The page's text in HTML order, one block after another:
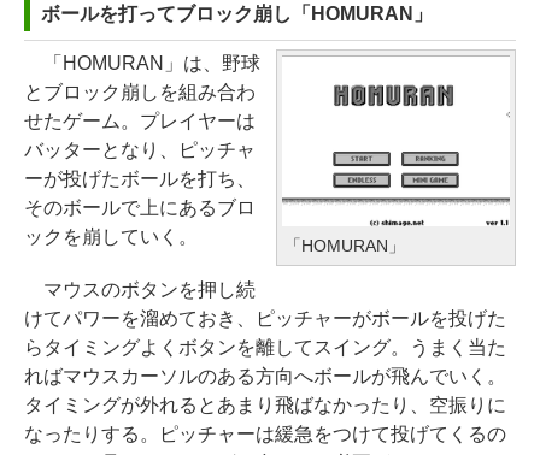
uid Retinaディスプレイ、8GBメ
モリ、512GB SSD、1080p FaceT
ime HDカメラ、Touch ID - インデ
ィゴ + 3年延長 AppleCare+ for 13
インチMacBook Neo(A18 Pro)|ダ
ウンロード版
￥162,598
tomtoc 360°保護 15.6 16インチ パ
ソコンケース Dell NEC Lavie ASU
S HP dynabook Lenovo対応
￥2,952
ロブロックス | オンラインコード版
￥1,300
Robloxギフトカード - 2,000 Robu
x 【限定バーチャルアイテムを含
む】 【オンラインゲームコード】
ロブロックス | オンラインコード版
￥3,200
Robloxギフトカード - 1000 Robu
x 【限定バーチャルアイテムを含
む】 【オンラインゲームコード】
￥1,766
1冊ですべて身につくHTML & CSS
とWebデザイン入門講座［第2版］
￥1,292
ClaudeCode いちばんやさしい 教
科書: 非エンジニア 初心者 素人 で
も安心 使い方 マニュアル AI副業に
もコンテンツ作成にもKindle出版
にも！ 非エンジニアのためのAIコ
ーディング入門シリーズ
￥99
調節ライト、12週間持続バッテリ
ー、広告なし、メタリックブラッ
ク
￥27,980
Amazon Kindle Paperwhite (16G
B) 7インチディスプレイ、色調調節
ライト、12週間持続バッテリー、
広告なし、ブラック
￥22,980
Amazon Kindle Colorsoft | 16GB
ボールを打ってブロック崩し「HOMURAN」
「HOMURAN」
「HOMURAN」は、野球
とブロック崩しを組み合わ
せたゲーム。プレイヤーは
バッターとなり、ピッチャ
ーが投げたボールを打ち、
そのボールで上にあるブロ
ックを崩していく。
マウスのボタンを押し続
けてパワーを溜めておき、ピッチャーがボールを投げた
らタイミングよくボタンを離してスイング。うまく当た
ればマウスカーソルのある方向へボールが飛んでいく。
タイミングが外れるとあまり飛ばなかったり、空振りに
なったりする。ピッチャーは緩急をつけて投げてくるの